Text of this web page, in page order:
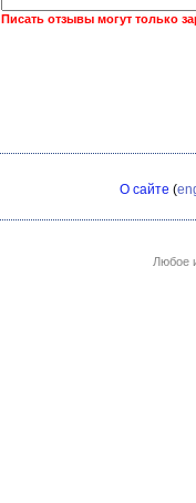
Писать отзывы могут только
О сайте (
Любое